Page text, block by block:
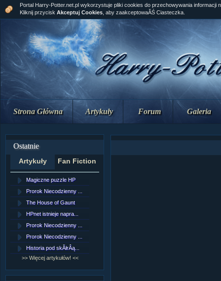
Strona Główna Artykuły Forum Galeria
Ostatnie
Artykuły Fan Fiction
Magiczne puzzle HP
Prorok Niecodzienny ...
The House of Gaunt
HPnet istnieje napra...
Prorok Niecodzienny ...
Prorok Niecodzienny ...
Historia pod skĂłrÂą...
>> Więcej artykułów! <<
Portal Harry-Potter.net.pl wykorzystuje pliki cookies do przechowywania informacji
Kliknij przycisk Akceptuj Cookies , aby zaakceptowaĂŚ Ciasteczka.